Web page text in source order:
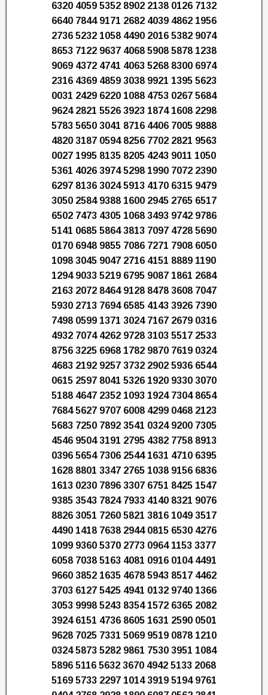
6320 4059 5352 8902 2138 0126 7132
6640 7844 9171 2682 4039 4862 1956
2736 5232 1058 4490 2016 5382 9074
8653 7122 9637 4068 5908 5878 1238
9069 4372 4741 4063 5268 8300 6974
2316 4369 4859 3038 9921 1395 5623
0031 2429 6220 1088 4753 0267 5684
9624 2821 5526 3923 1874 1608 2298
5783 5650 3041 8716 4406 7005 9888
4820 3187 0594 8256 7702 2821 9563
0027 1995 8135 8205 4243 9011 1050
5361 4026 3974 5298 1990 7072 2390
6297 8136 3024 5913 4170 6315 9479
3050 2584 9388 1600 2945 2765 6517
6502 7473 4305 1068 3493 9742 9786
5141 0685 5864 3813 7097 4728 5690
0170 6948 9855 7086 7271 7908 6050
1098 3045 9047 2716 4151 8889 1190
1294 9033 5219 6795 9087 1861 2684
2163 2072 8464 9128 8478 3608 7047
5930 2713 7694 6585 4143 3926 7390
7498 0599 1371 3024 7167 2679 0316
4932 7074 4262 9728 3103 5517 2533
8756 3225 6968 1782 9870 7619 0324
4683 2192 9257 3732 2902 5936 6544
0615 2597 8041 5326 1920 9330 3070
5188 4647 2352 1093 1924 7304 8654
7684 5627 9707 6008 4299 0468 2123
5683 7250 7892 3541 0324 9200 7305
4546 9504 3191 2795 4382 7758 8913
0396 5654 7306 2544 1631 4710 6395
1628 8801 3347 2765 1038 9156 6836
1613 0230 7896 3307 6751 8425 1547
9385 3543 7824 7933 4140 8321 9076
8826 3051 7260 5821 3816 1049 3517
4490 1418 7638 2944 0815 6530 4276
1099 9360 5370 2773 0964 1153 3377
6058 7038 5163 4081 0916 0104 4491
9660 3852 1635 4678 5943 8517 4462
3703 6127 5425 4941 0132 9740 1366
3053 9998 5243 8354 1572 6365 2082
3924 6151 4736 8605 1631 2590 0501
9628 7025 7331 5069 9519 0878 1210
0324 5873 5282 9861 7530 3951 1084
5896 5116 5632 3670 4942 5133 2068
5169 5733 2297 1014 3919 5194 9761